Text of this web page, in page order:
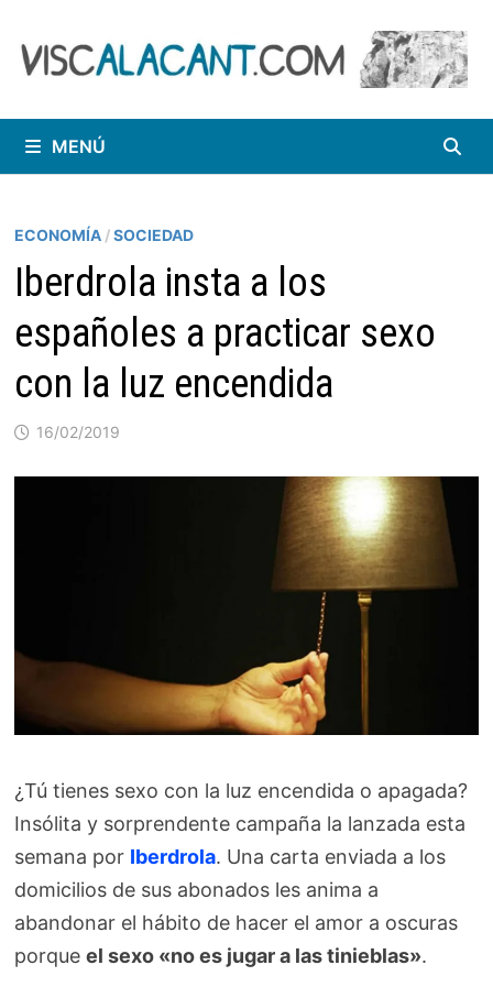
contenido
MENÚ
ECONOMÍA /SOCIEDAD
Iberdrola insta a los
españoles a practicar sexo
con la luz encendida
16/02/2019
¿Tú tienes sexo con la luz encendida o apagada?
Insólita y sorprendente campaña la lanzada esta
semana por Iberdrola. Una carta enviada a los
domicilios de sus abonados les anima a
abandonar el hábito de hacer el amor a oscuras
porqueel sexo «no es jugar a las tinieblas».